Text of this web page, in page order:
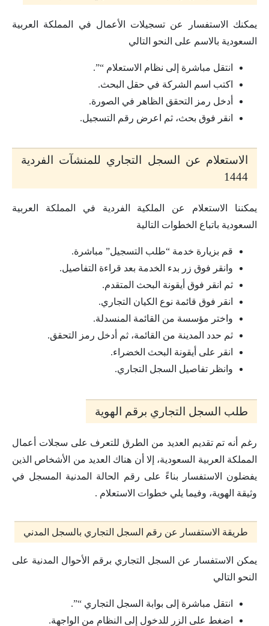
يمكنك الاستفسار عن تسجيلات الأعمال في المملكة العربية
السعودية بالاسم على النحو التالي
انتقل مباشرة إلى نظام الاستعلام “”.
اكتب اسم الشركة في حقل البحث.
أدخل رمز التحقق الظاهر في الصورة.
انقر فوق بحث، ثم اعرض رقم التسجيل.
الاستعلام عن السجل التجاري للمنشآت الفردية
1444
يمكننا الاستعلام عن الملكية الفردية في المملكة العربية
السعودية باتباع الخطوات التالية
قم بزيارة خدمة “طلب التسجيل” مباشرة.
وانقر فوق زر بدء الخدمة بعد قراءة التفاصيل.
ثم انقر فوق أيقونة البحث المتقدم.
انقر فوق قائمة نوع الكيان التجاري.
واختر مؤسسة من القائمة المنسدلة.
ثم حدد المدينة من القائمة، ثم أدخل رمز التحقق.
انقر على أيقونة البحث الخضراء.
وانظر تفاصيل السجل التجاري.
طلب السجل التجاري برقم الهوية
رغم أنه تم تقديم العديد من الطرق للتعرف على سجلات أعمال
المملكة العربية السعودية، إلا أن هناك العديد من الأشخاص الذين
يفضلون الاستفسار بناءً على رقم الحالة المدنية المسجل في
وثيقة الهوية، وفيما يلي خطوات الاستعلام .
طريقة الاستفسار عن رقم السجل التجاري بالسجل المدني
يمكن الاستفسار عن السجل التجاري برقم الأحوال المدنية على
النحو التالي
انتقل مباشرة إلى بوابة السجل التجاري “”.
اضغط على الزر للدخول إلى النظام من الواجهة.